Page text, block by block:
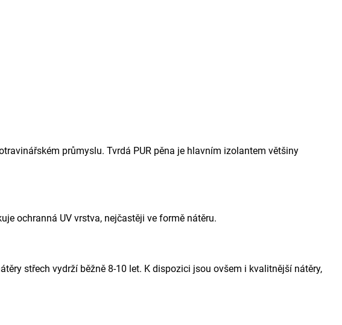
průmyslu. Tvrdá PUR pěna je hlavním izolantem většiny
ochranná UV vrstva, nejčastěji ve formě nátěru.
střech vydrží běžně 8-10 let. K dispozici jsou ovšem i kvalitnější nátěry,